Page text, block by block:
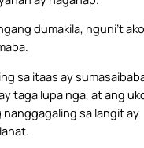
dumakila, nguni’t
sa itaas ay
taga lupa nga, at ang
sa langit ay